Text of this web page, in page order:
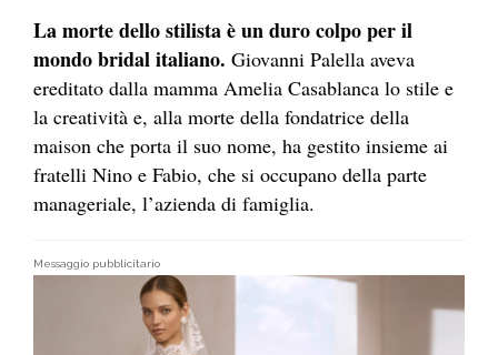
La morte dello stilista è un duro colpo per il
mondo bridal italiano. Giovanni Palella aveva
ereditato dalla mamma Amelia Casablanca lo stile e
la creatività e, alla morte della fondatrice della
maison che porta il suo nome, ha gestito insieme ai
fratelli Nino e Fabio, che si occupano della parte
manageriale, l’azienda di famiglia.
Messaggio pubblicitario